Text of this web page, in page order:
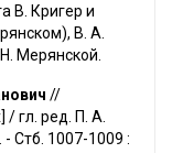
В. Кригер и
В. А.
Мерянской.
//
/ гл. ред. П. А.
Стб. 1007-1009 :